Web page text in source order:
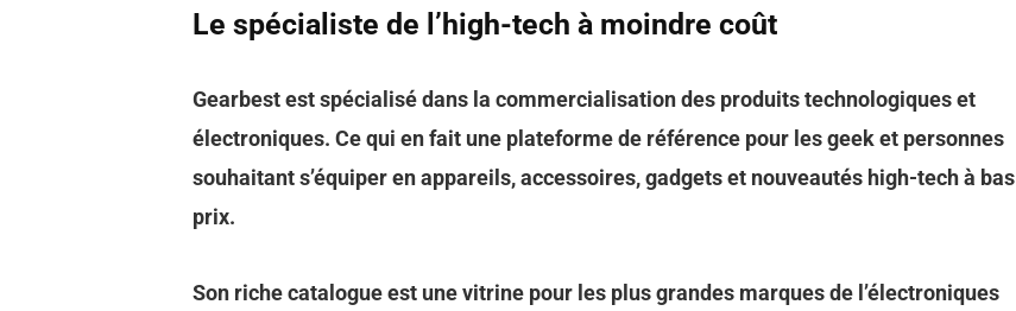
Le spécialiste de l’high-tech à moindre coût
Gearbest est spécialisé dans la commercialisation des produits technologiques et
électroniques. Ce qui en fait une plateforme de référence pour les geek et personnes
souhaitant s’équiper en appareils, accessoires, gadgets et nouveautés high-tech à bas
prix.
Son riche catalogue est une vitrine pour les plus grandes marques de l’électroniques